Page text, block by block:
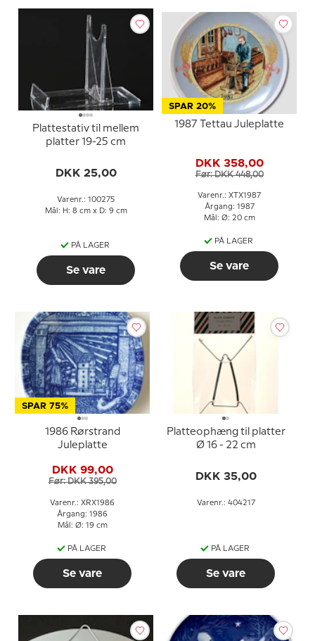
Plattestativ til mellem
platter 19-25 cm
DKK 25,00
Varenr.: 100275
Mål: H: 8 cm x D: 9 cm
PÅ LAGER
Se vare
SPAR 20%
1987 Tettau Juleplatte
DKK 358,00
Før: DKK 448,00
Varenr.: XTX1987
Årgang: 1987
Mål: Ø: 20 cm
PÅ LAGER
Se vare
SPAR 75%
1986 Rørstrand
Juleplatte
DKK 99,00
Før: DKK 395,00
Varenr.: XRX1986
Årgang: 1986
Mål: Ø: 19 cm
PÅ LAGER
Se vare
Platteophæng til platter
Ø 16 - 22 cm
DKK 35,00
Varenr.: 404217
PÅ LAGER
Se vare